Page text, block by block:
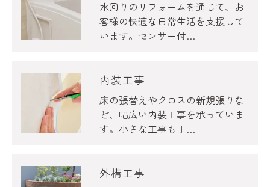
水回りのリフォームを通じて、お
客様の快適な日常生活を支援して
います。センサー付…
内装工事
床の張替えやクロスの新規張りな
ど、幅広い内装工事を承っていま
す。小さな工事も丁…
外構工事